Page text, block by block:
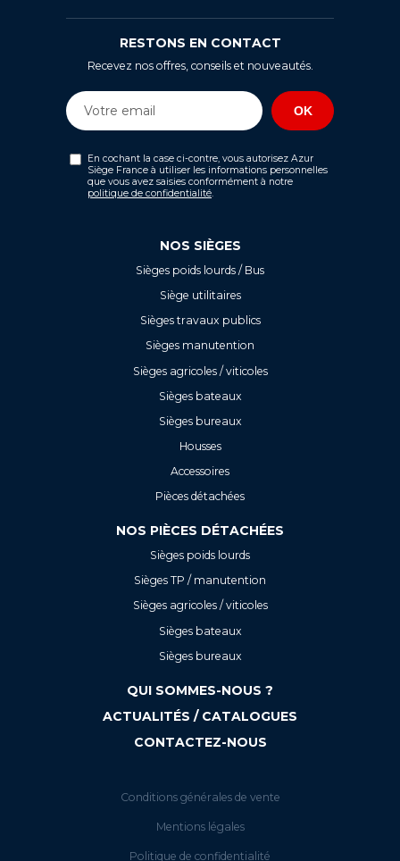
RESTONS EN CONTACT
Recevez nos offres, conseils et nouveautés.
En cochant la case ci-contre, vous autorisez Azur
Siège France à utiliser les informations personnelles
que vous avez saisies conformément à notre
politique de confidentialité.
NOS SIÈGES
Sièges poids lourds / Bus
Siège utilitaires
Sièges travaux publics
Sièges manutention
Sièges agricoles / viticoles
Sièges bateaux
Sièges bureaux
Housses
Accessoires
Pièces détachées
NOS PIÈCES DÉTACHÉES
Sièges poids lourds
Sièges TP / manutention
Sièges agricoles / viticoles
Sièges bateaux
Sièges bureaux
QUI SOMMES-NOUS ?
ACTUALITÉS / CATALOGUES
CONTACTEZ-NOUS
Conditions générales de vente
Mentions légales
Politique de confidentialité